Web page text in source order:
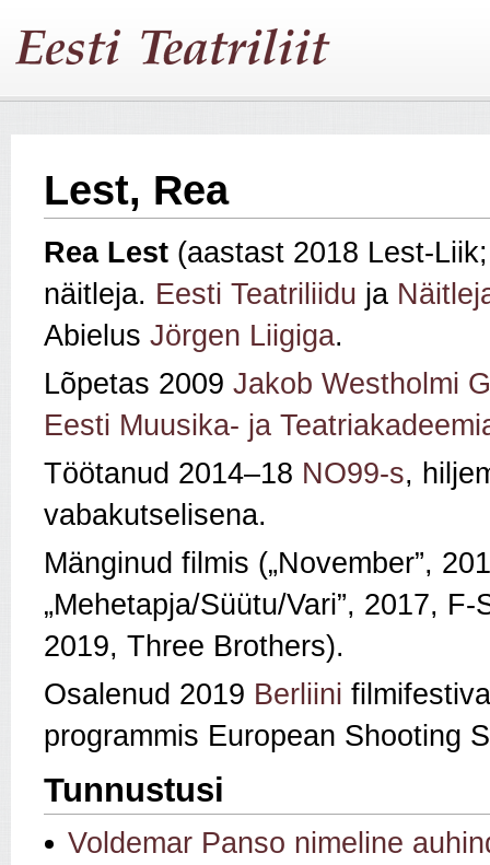
Lest, Rea
Rea Lest (aastast 2018 Lest-
näitleja. Eesti Teatriliidu ja
Abielus Jörgen Liigiga.
Lõpetas 2009 Jakob Westholmi
Eesti Muusika- ja
Töötanud 2014–18 NO99-s,
vabakutselisena.
Mänginud filmis („November”,
„Mehetapja/Süütu/Vari”, 2017,
2019, Three Brothers).
Osalenud 2019 Berliini
programmis European Shooting
Tunnustusi
Voldemar Panso nimeline